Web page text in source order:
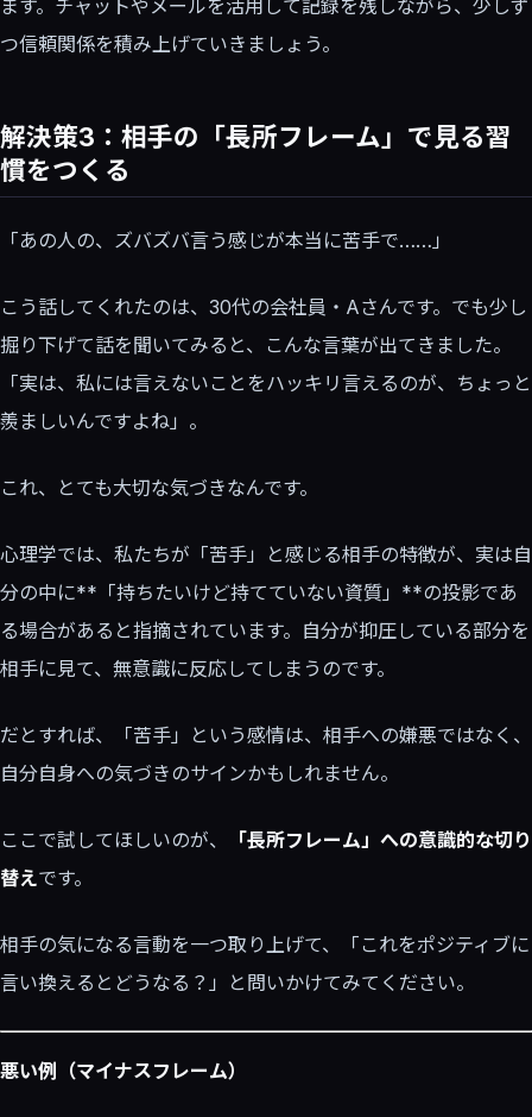
ます。チャットやメールを活用して記録を残しながら、少しず
つ信頼関係を積み上げていきましょう。
解決策3：相手の「長所フレーム」で見る習
慣をつくる
「あの人の、ズバズバ言う感じが本当に苦手で……」
こう話してくれたのは、30代の会社員・Aさんです。でも少し
掘り下げて話を聞いてみると、こんな言葉が出てきました。
「実は、私には言えないことをハッキリ言えるのが、ちょっと
羨ましいんですよね」。
これ、とても大切な気づきなんです。
心理学では、私たちが「苦手」と感じる相手の特徴が、実は自
分の中に**「持ちたいけど持てていない資質」**の投影であ
る場合があると指摘されています。自分が抑圧している部分を
相手に見て、無意識に反応してしまうのです。
だとすれば、「苦手」という感情は、相手への嫌悪ではなく、
自分自身への気づきのサインかもしれません。
ここで試してほしいのが、
「長所フレーム」への意識的な切り
替えです。
相手の気になる言動を一つ取り上げて、「これをポジティブに
言い換えるとどうなる？」と問いかけてみてください。
悪い例（マイナスフレーム）